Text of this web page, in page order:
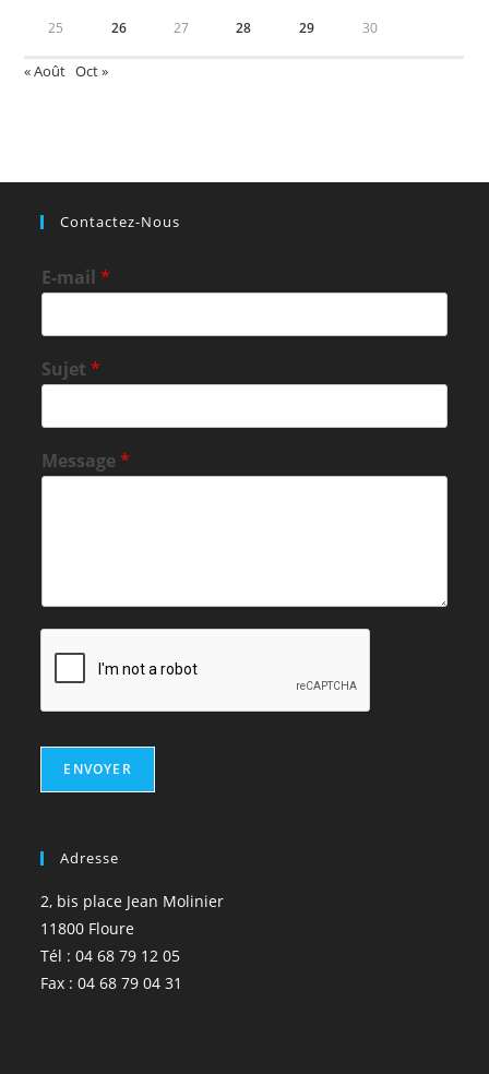
25 26 27 28 29 30
« Août Oct »
Contactez-Nous
E-mail*
Sujet*
Message*
ENVOYER
Adresse
2, bis place Jean Molinier
11800 Floure
Tél : 04 68 79 12 05
Fax : 04 68 79 04 31